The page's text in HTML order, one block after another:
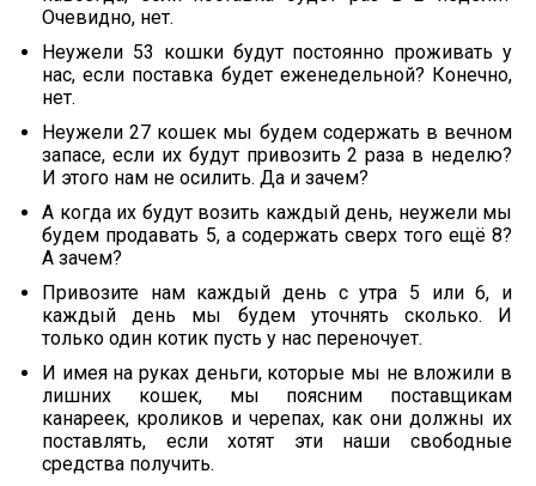
Очевидно, нет.
Неужели 53 кошки будут постоянно проживать у
нас, если поставка будет еженедельной? Конечно,
нет.
Неужели 27 кошек мы будем содержать в вечном
запасе, если их будут привозить 2 раза в неделю?
И этого нам не осилить. Да и зачем?
А когда их будут возить каждый день, неужели мы
будем продавать 5, а содержать сверх того ещё 8?
А зачем?
Привозите нам каждый день с утра 5 или 6, и
каждый день мы будем уточнять сколько. И
только один котик пусть у нас переночует.
И имея на руках деньги, которые мы не вложили в
лишних кошек, мы поясним поставщикам
канареек, кроликов и черепах, как они должны их
поставлять, если хотят эти наши свободные
средства получить.